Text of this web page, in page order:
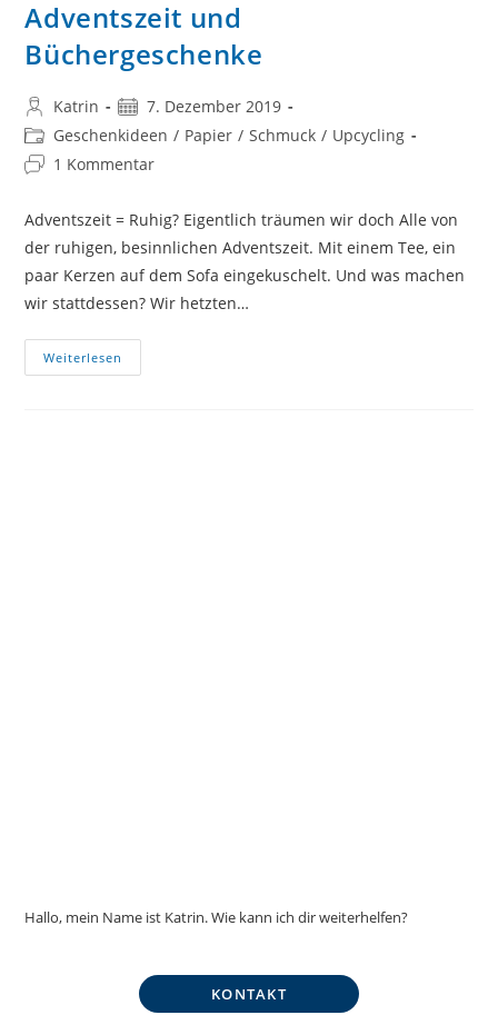
Adventszeit und
Büchergeschenke
Beitrags-
Autor:
Katrin
Beitrag
veröffentlicht:
7. Dezember 2019
Beitrags-
Kategorie:
Geschenkideen / Papier / Schmuck / Upcycling
Beitrags-
1 Kommentar
Adventszeit = Ruhig? Eigentlich träumen wir doch Alle von
der ruhigen, besinnlichen Adventszeit. Mit einem Tee, ein
paar Kerzen auf dem Sofa eingekuschelt. Und was machen
wir stattdessen? Wir hetzten…
Weiterlesen
Und
Hallo, mein Name ist Katrin. Wie kann ich dir weiterhelfen?
KONTAKT